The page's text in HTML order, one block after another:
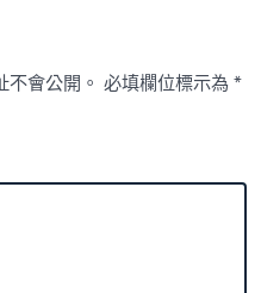
會公開。 必填欄位標示為*